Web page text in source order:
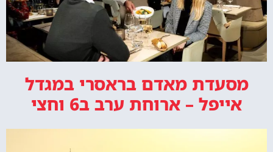
מסעדת מאדם בראסרי במגדל
אייפל – ארוחת ערב ב6 וחצי